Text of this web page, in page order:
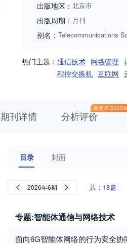
出版地区： 北京市
出版周期： 月刊
别名： Telecommunications
热门主题： 通信技术 网络管理
程控交换机 互联网
期刊详情
新发布(2025
分析评价
目录 封面
2026年6期 共：18篇
专题:智能体通信与网络技术
面向6G智能体网络的行为安全协